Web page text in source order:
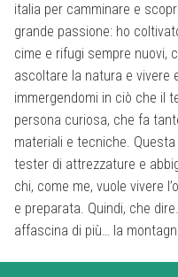
italia per camminare e
grande passione: ho
cime e rifugi sempre nuovi,
ascoltare la natura e vivere
immergendomi in ciò che il
persona curiosa, che fa
materiali e tecniche.
tester di attrezzature e
chi, come me, vuole vivere
e preparata. Quindi, che
affascina di più… la